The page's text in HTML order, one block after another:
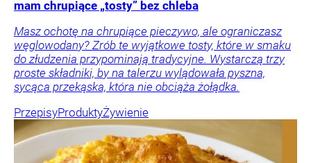
mam chrupiące „tosty” bez chleba
Masz ochotę na chrupiące pieczywo, ale ograniczasz
węglowodany? Zrób te wyjątkowe tosty, które w smaku
do złudzenia przypominają tradycyjne. Wystarczą trzy
proste składniki, by na talerzu wylądowała pyszna,
sycąca przekąska, która nie obciąża żołądka.
PrzepisyProduktyŻywienie